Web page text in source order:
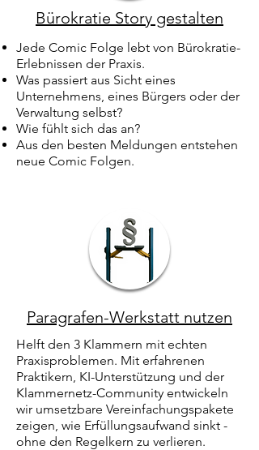
Bürokratie Story gestalten
Jede Comic Folge lebt von Bürokratie-
Erlebnissen der Praxis.
Was passiert aus Sicht eines
Unternehmens, eines Bürgers oder der
Verwaltung selbst?
Wie fühlt sich das an?
Aus den besten Meldungen entstehen
neue Comic Folgen.
Paragrafen-Werkstatt nutzen
Helft den 3 Klammern mit echten
Praxisproblemen. Mit erfahrenen
Praktikern, KI-Unterstützung und der
Klammernetz-Community entwickeln
wir umsetzbare Vereinfachungspakete
zeigen, wie Erfüllungsaufwand sinkt -
ohne den Regelkern zu verlieren.